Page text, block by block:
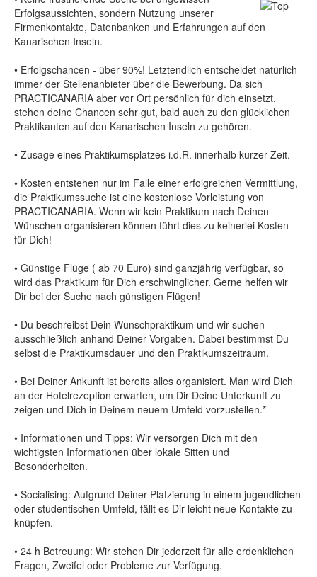
Erfolgsaussichten, sondern Nutzung unserer
Firmenkontakte, Datenbanken und Erfahrungen auf den
Kanarischen Inseln.
• Erfolgschancen - über 90%! Letztendlich entscheidet natürlich
immer der Stellenanbieter über die Bewerbung. Da sich
PRACTICANARIA aber vor Ort persönlich für dich einsetzt,
stehen deine Chancen sehr gut, bald auch zu den glücklichen
Praktikanten auf den Kanarischen Inseln zu gehören.
• Zusage eines Praktikumsplatzes i.d.R. innerhalb kurzer Zeit.
• Kosten entstehen nur im Falle einer erfolgreichen Vermittlung,
die Praktikumssuche ist eine kostenlose Vorleistung von
PRACTICANARIA. Wenn wir kein Praktikum nach Deinen
Wünschen organisieren können führt dies zu keinerlei Kosten
für Dich!
• Günstige Flüge ( ab 70 Euro) sind ganzjährig verfügbar, so
wird das Praktikum für Dich erschwinglicher. Gerne helfen wir
Dir bei der Suche nach günstigen Flügen!
• Du beschreibst Dein Wunschpraktikum und wir suchen
ausschließlich anhand Deiner Vorgaben. Dabei bestimmst Du
selbst die Praktikumsdauer und den Praktikumszeitraum.
• Bei Deiner Ankunft ist bereits alles organisiert. Man wird Dich
an der Hotelrezeption erwarten, um Dir Deine Unterkunft zu
zeigen und Dich in Deinem neuem Umfeld vorzustellen.*
• Informationen und Tipps: Wir versorgen Dich mit den
wichtigsten Informationen über lokale Sitten und
Besonderheiten.
• Socialising: Aufgrund Deiner Platzierung in einem jugendlichen
oder studentischen Umfeld, fällt es Dir leicht neue Kontakte zu
knüpfen.
• 24 h Betreuung: Wir stehen Dir jederzeit für alle erdenklichen
Fragen, Zweifel oder Probleme zur Verfügung.